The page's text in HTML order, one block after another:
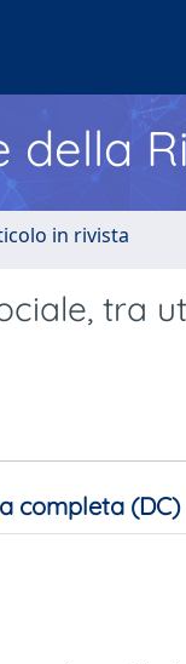
della
in rivista
tra
completa (DC)